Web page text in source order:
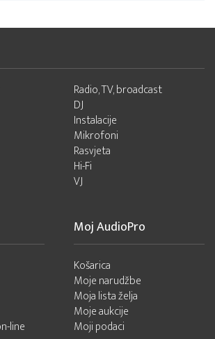
Radio, TV, broadcast
DJ
Instalacije
Mikrofoni
Rasvjeta
Hi-Fi
VJ
line
Moj AudioPro
Košarica
Moje narudžbe
Moja lista želja
Moje aukcije
Moji podaci